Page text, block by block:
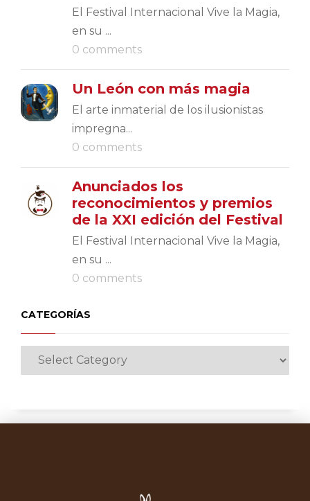
El Festival Internacional Vive la Magia,
en su ...
0 comments
Un León con más magia
El arte inmaterial de los ilusionistas
impregna...
0 comments
Anunciados los
reconocimientos y premios
de la XXI edición del Festival
El Festival Internacional Vive la Magia,
en su ...
0 comments
CATEGORÍAS